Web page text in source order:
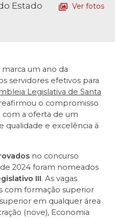
Estado
Ver fotos
um ano da
servidores efetivos para
Legislativa de Santa
reafirmou o compromisso
a oferta de um
qualidade e excelência à
no concurso
2024 foram nomeados
III. As vagas
com formação superior
em qualquer área
(nove), Economia